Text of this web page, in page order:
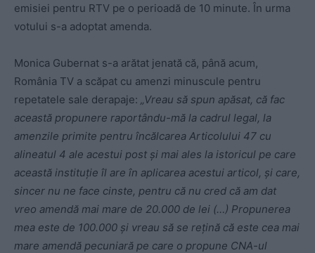
emisiei pentru RTV pe o perioadă de 10 minute. În urma
votului s-a adoptat amenda.
Monica Gubernat s-a arătat jenată că, până acum,
România TV a scăpat cu amenzi minuscule pentru
repetatele sale derapaje: „Vreau să spun apăsat, că fac
această propunere raportându-mă la cadrul legal, la
amenzile primite pentru încălcarea Articolului 47 cu
alineatul 4 ale acestui post şi mai ales la istoricul pe care
această instituţie îl are în aplicarea acestui articol, şi care,
sincer nu ne face cinste, pentru că nu cred că am dat
vreo amendă mai mare de 20.000 de lei (…) Propunerea
mea este de 100.000 şi vreau să se reţină că este cea mai
mare amendă pecuniară pe care o propune CNA-ul